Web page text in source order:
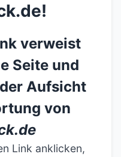
verweist
Seite und
Aufsicht
von
Link anklicken,